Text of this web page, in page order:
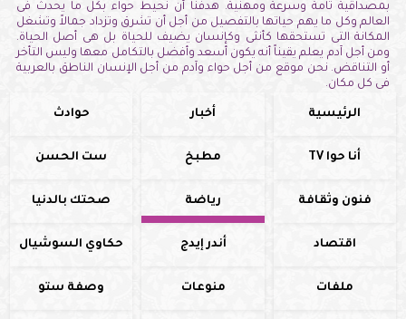
بمصداقية تامة وسرعة ومهنية. هدفنا أن نحيط حواء بكل ما يحدث فى
العالم وكل ما يهم حياتها بالتفصيل من أجل أن تشرق وتزداد جمالاً وتشغل
المكانة التى تستحقها كأنثى وكإنسان يضيف للحياة بل هى أصل الحياة.
ومن أجل آدم يعلم يقيناً أنه يكون أسعد وأفضل بالتكامل معها وليس التأخر
أو التناقض. نحن موقع من أجل حواء وآدم من أجل الإنسان الناطق بالعربية
فى كل مكان.
الرئيسية أخبار حوادث
أنا حوا TV مطبخ ست الحسن
فنون وثقافة رياضة صحتك بالدنيا
اقتصاد أندر إيدج حكاوي السوشيال
ملفات منوعات وصفة ستو